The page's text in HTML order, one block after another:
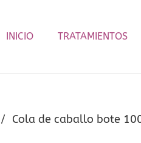
INICIO TRATAMIENTOS
/ Cola de caballo bote